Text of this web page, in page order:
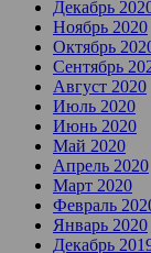
Декабрь
Ноябрь 2020
Октябрь
Сентябрь
Август 2020
Июль 2020
Июнь 2020
Май 2020
Апрель 2020
Март 2020
Февраль
Январь 2020
Декабрь